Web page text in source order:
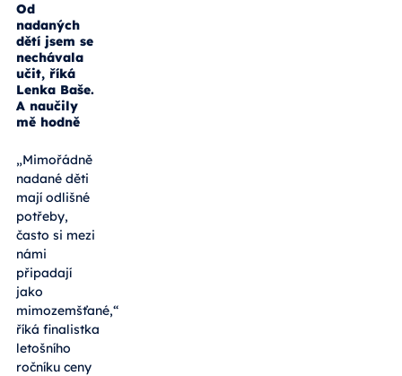
Od
nadaných
dětí jsem se
nechávala
učit, říká
Lenka Baše.
A naučily
mě hodně
„Mimořádně
nadané děti
mají odlišné
potřeby,
často si mezi
námi
připadají
jako
mimozemšťané,“
říká finalistka
letošního
ročníku ceny